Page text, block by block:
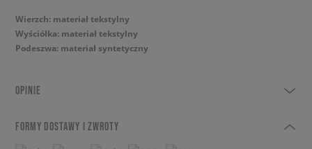
Wierzch: materiał tekstylny
Wyściółka: materiał tekstylny
Podeszwa: materiał syntetyczny
OPINIE
FORMY DOSTAWY I ZWROTY